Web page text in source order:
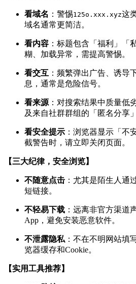
看域名 ：警惕125o.xxx.xyz这
域名通常更简洁。
看内容 ：标题包含「福利」「
糊、加载异常，需提高警惕。
看交互 ：频繁弹出广告、诱导
息，通常是危险信号。
看来源 ：对搜索结果中质量低
及来自社群群组的「匿名分享
看安全提示 ：浏览器显示「不
截警告时，请立即关闭页面。
【三大纪律，安全浏览】
不随意点击 ：尤其是陌生人通
短链接。
不轻易下载 ：远离非官方渠道
App，避免安装恶意软件。
不泄露隐私 ：不在不明网站填
览器缓存和Cookie。
【实用工具推荐】